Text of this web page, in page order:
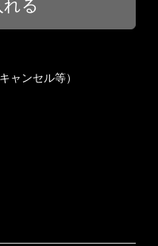
ャンセル等）